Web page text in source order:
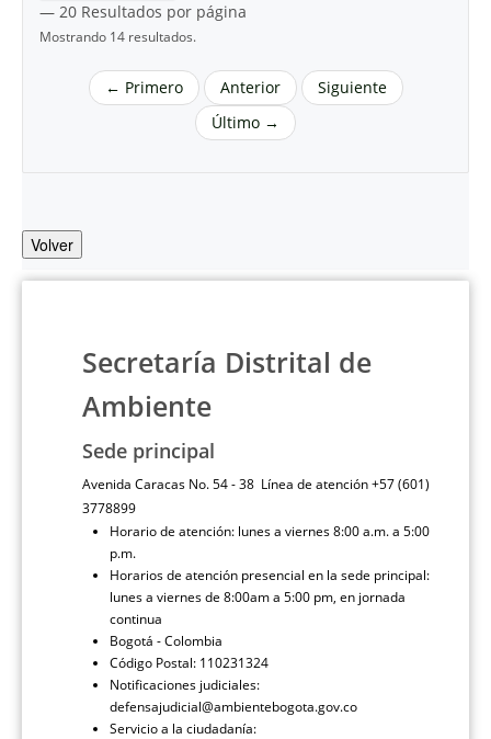
— 20 Resultados por página
Mostrando 14 resultados.
← Primero Anterior
Siguiente
Último →
Volver
Secretaría Distrital de
Ambiente
Sede principal
Avenida Caracas No. 54 - 38 Línea de atención +57 (601)
3778899
Horario de atención: lunes a viernes 8:00 a.m. a 5:00
p.m.
Horarios de atención presencial en la sede principal:
lunes a viernes de 8:00am a 5:00 pm, en jornada
continua
Bogotá - Colombia
Código Postal: 110231324
Notificaciones judiciales:
defensajudicial@ambientebogota.gov.co
Servicio a la ciudadanía: